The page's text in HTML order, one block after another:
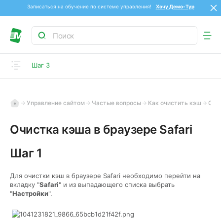
Записаться на обучение по системе управления! Хочу Демо-Тур
Шаг 3
Управление сайтом Частые вопросы Как очистить кэш
Очистка кэша в браузере Safari
Шаг 1
Для очистки кэш в браузере Safari необходимо перейти на
вкладку "Safari" и из выпадающего списка выбрать
"Настройки".